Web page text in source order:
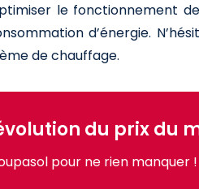
le fonctionnement
d’énergie.
de chauffage.
du prix du
pour ne rien manquer !